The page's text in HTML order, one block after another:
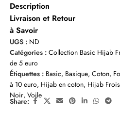
Description
Livraison et Retour
à Savoir
UGS : ND
Catégories : Collection Basic Hijab
de 5 euro
Étiquettes : Basic, Basique, Coton,
à 10 euro, Hijab en coton, Hijab
Noir, Voile
Share: